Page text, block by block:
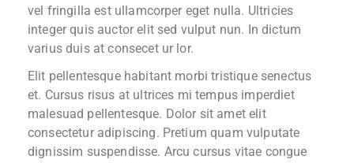
vel fringilla est ullamcorper eget nulla. Ultricies
integer quis auctor elit sed vulput nun. In dictum
varius duis at consecet ur lor.
Elit pellentesque habitant morbi tristique senectus
et. Cursus risus at ultrices mi tempus imperdiet
malesuad pellentesque. Dolor sit amet elit
consectetur adipiscing. Pretium quam vulputate
dignissim suspendisse. Arcu cursus vitae congue